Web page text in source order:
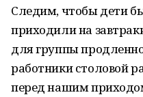
Следим, чтобы дети
приходили на
для группы
работники столовой
перед нашим